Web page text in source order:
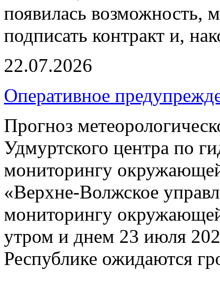
появилась возможность,
подписать контракт и,
22.07.2026
Оперативное
Прогноз
Удмуртского центра по
мониторингу
«Верхне-Волжское
мониторингу
утром и днем 23 июля
Республике ожидаются